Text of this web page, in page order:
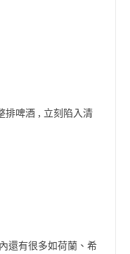
排啤酒 , 立刻陷入清
還有很多如荷蘭、希